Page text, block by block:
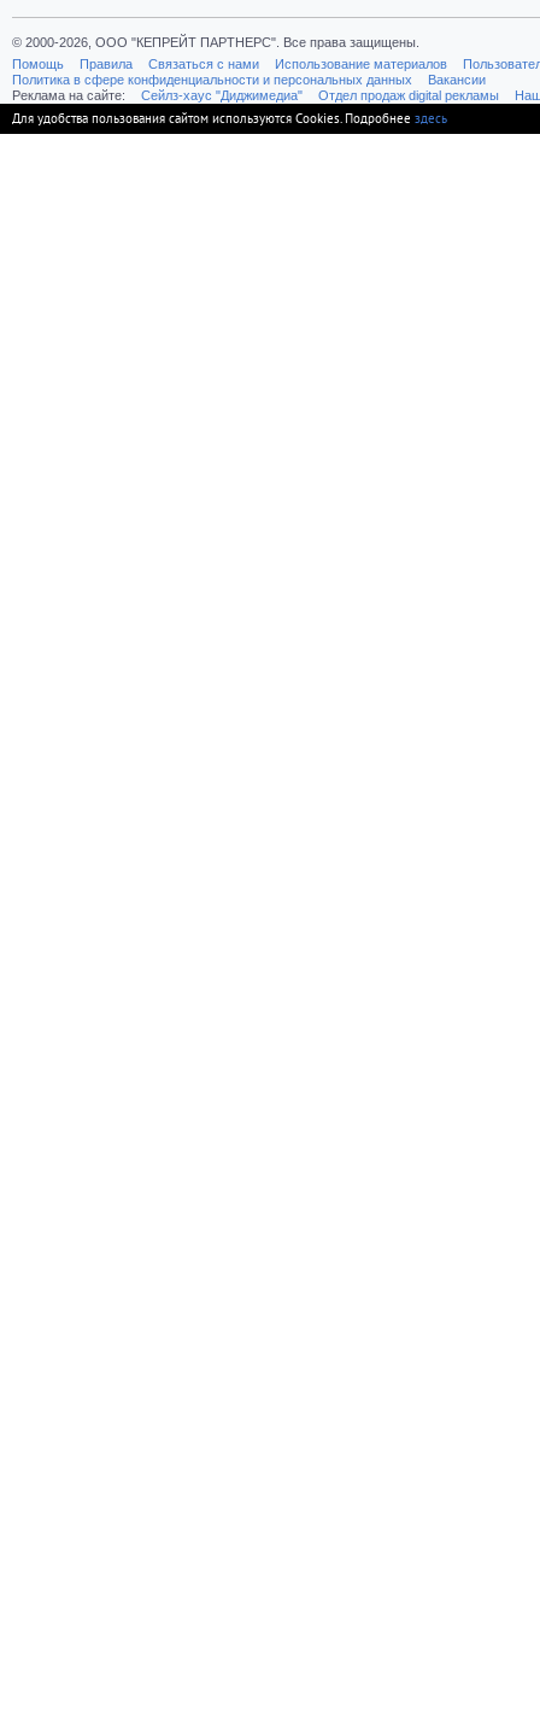
© 2000-2026, ООО "КЕПРЕЙТ ПАРТНЕРС". Все права защищены.
Помощь
Правила Связаться с нами Использование материалов
Политика в сфере конфиденциальности и персональных данных
Вакансии
Реклама на сайте:
Cейлз-хаус "Диджимедиа" Отдел продаж digital рекламы
Для удобства пользования сайтом используются Cookies. Подробнее здесь